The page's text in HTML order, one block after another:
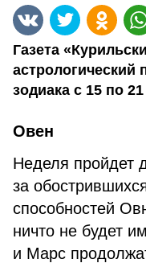
Газета
астрологический
зодиака с 15 по
Овен
Неделя пройдет
за
способностей
ничто не будет
и Марс